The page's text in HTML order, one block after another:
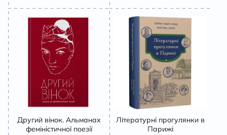
Другий вінок. Альманах
феміністичної поезії
Літературні прогулянки в
Парижі